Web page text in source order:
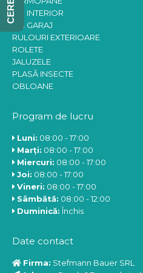
UȘI INTERIOR
UȘI GARAJ
RULOURI EXTERIOARE
ROLETE
JALUZELE
PLASĂ INSECTE
OBLOANE
Program de lucru
Luni: 08:00 - 17:00
Marți: 08:00 - 17:00
Miercuri: 08:00 - 17:00
Joi: 08:00 - 17:00
Vineri: 08:00 - 17:00
Sâmbătă: 08:00 - 12:00
Duminică:Închis
Date contact
Firma: Stefmann Bauer SRL